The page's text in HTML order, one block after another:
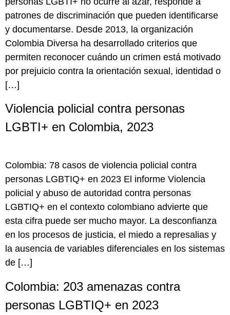
patrones de discriminación que pueden identificarse
y documentarse. Desde 2013, la organización
Colombia Diversa ha desarrollado criterios que
permiten reconocer cuándo un crimen está motivado
por prejuicio contra la orientación sexual, identidad o
[…]
Violencia policial contra personas
LGBTI+ en Colombia, 2023
Colombia: 78 casos de violencia policial contra
personas LGBTIQ+ en 2023 El informe Violencia
policial y abuso de autoridad contra personas
LGBTIQ+ en el contexto colombiano advierte que
esta cifra puede ser mucho mayor. La desconfianza
en los procesos de justicia, el miedo a represalias y
la ausencia de variables diferenciales en los sistemas
de […]
Colombia: 203 amenazas contra
personas LGBTIQ+ en 2023